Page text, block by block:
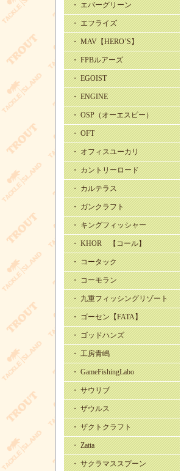
・ エバーグリーン
・ エフライズ
・ MAV【HERO’S】
・ FPBルアーズ
・ EGOIST
・ ENGINE
・ OSP（オーエスピー）
・ OFT
・ オフィスユーカリ
・ カントリーロード
・ カルテラス
・ ガンクラフト
・ キングフィッシャー
・ KHOR 【コール】
・ コータック
・ コーモラン
・ 九重フィッシングリゾート
・ ゴーセン【FATA】
・ ゴッドハンズ
・ 工房青嶋
・ GameFishingLabo
・ サウリブ
・ ザウルス
・ ザクトクラフト
・ Zatta
・ サクラマススプーン